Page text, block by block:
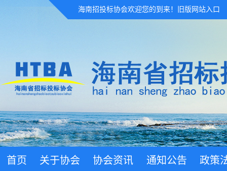
海南招投标协会欢迎您的到来！ 旧版网站入口
首页 关于协会 协会资讯 通知公告 政策